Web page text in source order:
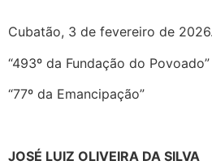
Cubatão, 3 de fevereiro de 2026.
“493º da Fundação do Povoado”
“77º da Emancipação”
JOSÉ LUIZ OLIVEIRA DA SILVA